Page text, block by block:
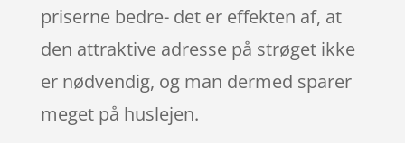
priserne bedre- det er effekten af, at
den attraktive adresse på strøget ikke
er nødvendig, og man dermed sparer
meget på huslejen.